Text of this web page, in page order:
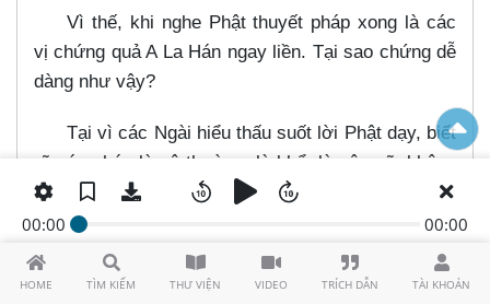
HOME TÌM KIẾM THƯ VIỆN VIDEO TRÍCH DẪN TÀI KHOẢN
00:00 00:00
Vì thế, khi nghe Phật thuyết pháp xong là các
vị chứng quả A La Hán ngay liền. Tại sao chứng dễ
dàng như vậy?
Tại vì các Ngài hiểu thấu suốt lời Phật dạy, biết
rõ các pháp là vô thường, là khổ, là vô ngã, không
có pháp nào là của các Ngài cả. Cho nên các Ngài
hiểu rõ câu: “Không có pháp nào là ta, là của ta, là
bản ngã của ta”. Như vậy trên đời này còn pháp
nào là thường hằng đâu. Các Ngài còn hiểu rõ: